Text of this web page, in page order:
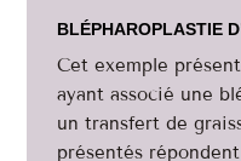
BLÉPHAROPLASTIE
Cet exemple
ayant associé une
un transfert de
présentés